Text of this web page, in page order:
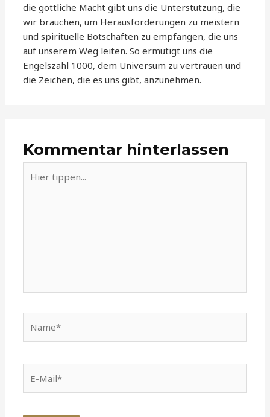
die göttliche Macht gibt uns die Unterstützung, die
wir brauchen, um Herausforderungen zu meistern
und spirituelle Botschaften zu empfangen, die uns
auf unserem Weg leiten. So ermutigt uns die
Engelszahl 1000, dem Universum zu vertrauen und
die Zeichen, die es uns gibt, anzunehmen.
Kommentar hinterlassen
tippen...
Mail*